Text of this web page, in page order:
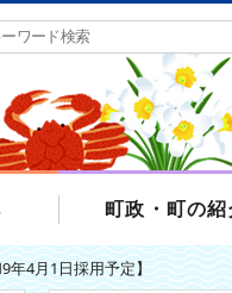
町政・町の紹
年4月1日採用予定】